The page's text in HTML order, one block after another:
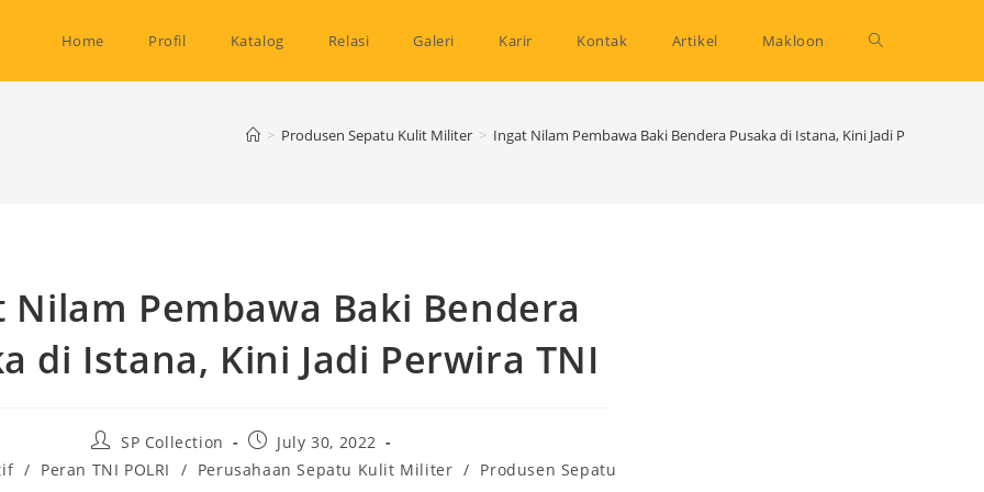
Home Profil Katalog Relasi Galeri Karir Kontak Artikel Makloon Toggle
> Produsen Sepatu Kulit Militer > Ingat Nilam Pembawa Baki Bendera Pusaka di Istana, Kini Jadi Perwira TNI
Nilam Pembawa Baki Bendera
di Istana, Kini Jadi Perwira TNI
Post
author:
SP Collection
Post
published:
July 30, 2022
/ Peran TNI POLRI / Perusahaan Sepatu Kulit Militer / Produsen Sepatu